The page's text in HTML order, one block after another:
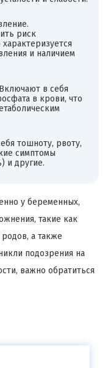
риск
и наличием
в себя
в крови, что
тошноту, рвоту,
симптомы
и другие.
у беременных,
такие как
а также
подозрения на
важно обратиться